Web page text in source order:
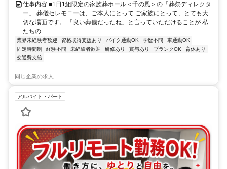
仕事内容 ■1日1組限定の家族葬ホール＜千の風＞の「葬祭ディレクタ
ー」 葬儀セレモニーは、ご本人にとって ご家族にとって、とても大
切な場面です。 「良い葬儀だったね」と言っていただけることが 私
たちの...
業界未経験者歓迎 資格取得支援あり バイク通勤OK 学歴不問
車通勤OK
固定時間制
経験不問 未経験者歓迎 研修あり 賞与あり ブランクOK
育休あり
交通費支給
同じ企業の求人
アルバイト・パート